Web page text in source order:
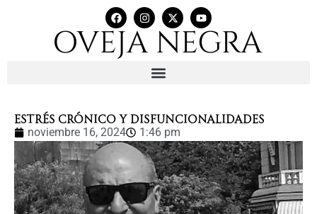
ESTRÉS CRÓNICO Y DISFUNCIONALIDADES
noviembre 16, 2024 1:46 pm